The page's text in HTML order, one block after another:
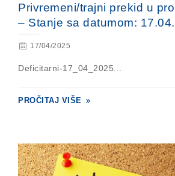
Privremeni/trajni prekid u
– Stanje sa datumom:
17/04/2025
Deficitarni-17_04_2025...
PROČITAJ VIŠE